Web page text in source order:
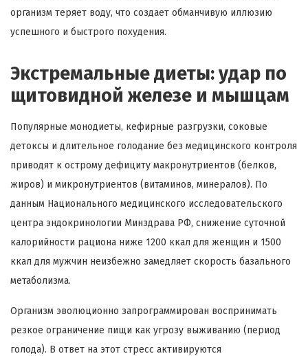
организм теряет воду, что создает обманчивую иллюзию
успешного и быстрого похудения.
Экстремальные диеты: удар по
щитовидной железе и мышцам
Популярные монодиеты, кефирные разгрузки, соковые
детоксы и длительное голодание без медицинского контроля
приводят к острому дефициту макронутриентов (белков,
жиров) и микронутриентов (витаминов, минералов). По
данным Национального медицинского исследовательского
центра эндокринологии Минздрава РФ, снижение суточной
калорийности рациона ниже 1200 ккал для женщин и 1500
ккал для мужчин неизбежно замедляет скорость базального
метаболизма.
Организм эволюционно запрограммирован воспринимать
резкое ограничение пищи как угрозу выживанию (период
голода). В ответ на этот стресс активируются